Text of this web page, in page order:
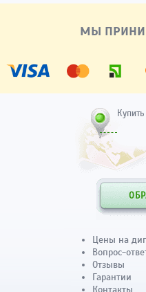
МЫ
Цены на
Вопрос-
Отзывы
Гарантии
Контакты